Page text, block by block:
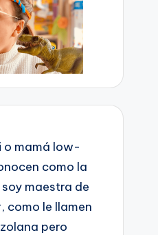
o mamá low-
como la
maestra de
como le llamen
pero